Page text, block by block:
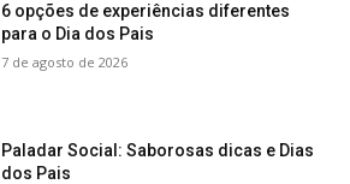
6 opções de experiências diferentes
para o Dia dos Pais
7 de agosto de 2026
Paladar Social: Saborosas dicas e Dias
dos Pais